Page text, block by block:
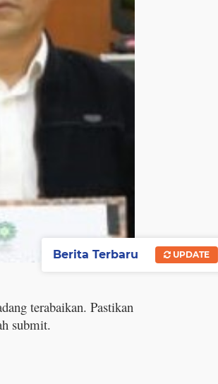
terabaikan. Pastikan
submit.
Berita Terbaru UPDATE